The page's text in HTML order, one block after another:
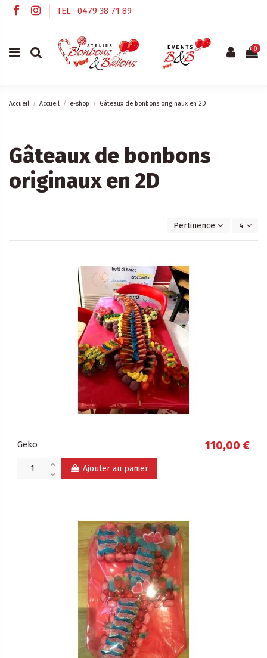
TEL : 0479 38 71 89
0
Accueil Accueil e-shop Gâteaux de bonbons originaux en 2D
Gâteaux de bonbons
originaux en 2D
Pertinence 4
Geko 110,00 €
Ajouter au panier